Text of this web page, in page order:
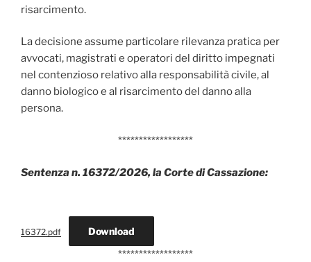
risarcimento.
La decisione assume particolare rilevanza pratica per
avvocati, magistrati e operatori del diritto impegnati
nel contenzioso relativo alla responsabilità civile, al
danno biologico e al risarcimento del danno alla
persona.
******************
Sentenza n. 16372/2026, la Corte di Cassazione:
16372.pdf Download
******************